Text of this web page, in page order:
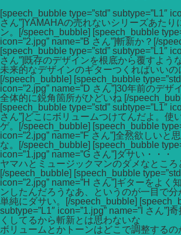
[speech_bubble type=”std” subtype=”L1″
さん”]YAMAHAの売れないシリーズあたり
ン。[/speech_bubble] [speech_bubble
icon=”2.jpg” name=”B さん”]斬新か？[/
[speech_bubble type=”std” subtype=”L1″
さん”]既存のデザインを根底から覆すよう
未来的なデザインのギターつくればいいの
[/speech_bubble] [speech_bubble
icon=”2.jpg” name=”D さん”]30年前のデザ
全体的に鋭角箇所がひどいね [/
[speech_bubble type=”std” subtype=”L1″
さん”]どこにボリュームつけてんだよ。使
ゲ。[/speech_bubble] [speech_bubble
icon=”2.jpg” name=”F さん”]全然欲しいと
な。[/speech_bubble] [speech_bubble
icon=”1.jpg” name=”G さん”]ダサい・・・
ヤマハとミュージックマンのダメなとこ
[/speech_bubble] [speech_bubble
icon=”2.jpg” name=”H さん”]ギターをよく
ンしたんだろうなあ、というのが一目で分
単純にダサい。[/speech_bubble]
subtype=”L1″ icon=”1.jpg” name=”I さん”]
くしてるから斬新とは思わないな
ボリュームとかトーンはどこで調整するの